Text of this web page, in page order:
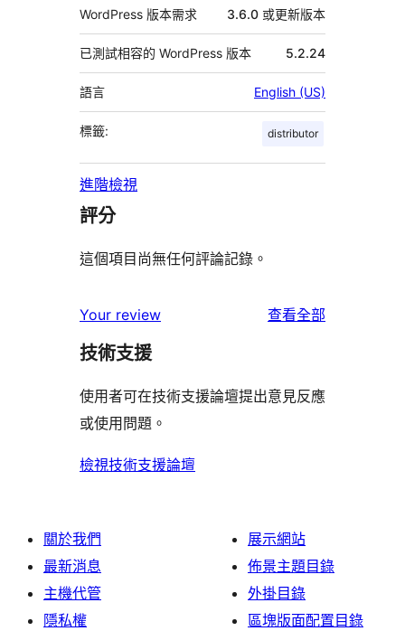
WordPress 版本需求 3.6.0 或更新版本
已測試相容的 WordPress 版本 5.2.24
語言 English (US)
標籤: distributor
進階檢視
評分
這個項目尚無任何評論記錄。
Your review 查看全部
評
技術支援
使用者可在技術支援論壇提出意見反應
或使用問題。
檢視技術支援論壇
關於我們
最新消息
主機代管
隱私權
展示網站
佈景主題目錄
外掛目錄
區塊版面配置目錄